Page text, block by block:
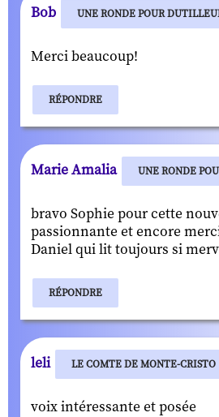
Bob UNE RONDE POUR
Merci beaucoup!
RÉPONDRE
Marie Amalia UNE RONDE
bravo Sophie pour cette
passionnante et encore
Daniel qui lit toujours si
RÉPONDRE
leli LE COMTE DE MONTE-CRISTO
voix intéressante et posée